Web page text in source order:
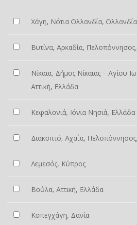
Χάγη, Νότια Ολλανδία, Ολλανδία
Βυτίνα, Αρκαδία,
Νίκαια, Δήμος Νίκαιας – Αγίου
Αττική, Ελλάδα
Κεφαλονιά, Ιόνια Νησιά, Ελλάδα
Διακοπτό, Αχαΐα,
Λεμεσός, Κύπρος
Βούλα, Αττική, Ελλάδα
Κοπεγχάγη, Δανία